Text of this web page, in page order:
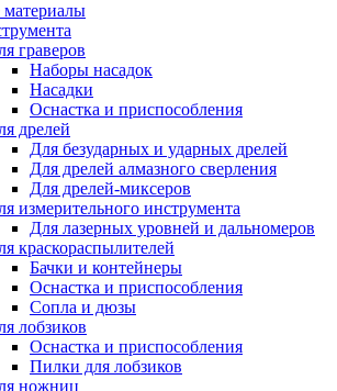
материалы
граверов
Наборы насадок
Насадки
Оснастка и приспособления
дрелей
Для безударных и ударных дрелей
Для дрелей алмазного сверления
Для дрелей-миксеров
измерительного инструмента
Для лазерных уровней и дальномеров
краскораспылителей
Бачки и контейнеры
Оснастка и приспособления
Сопла и дюзы
лобзиков
Оснастка и приспособления
Пилки для лобзиков
ножниц